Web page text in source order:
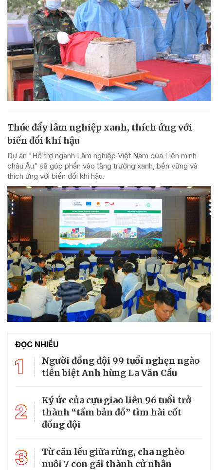
Thúc đẩy lâm nghiệp xanh, thích ứng với
biến đổi khí hậu
Dự án "Hỗ trợ ngành Lâm nghiệp Việt Nam của Liên minh
châu Âu" sẽ góp phần vào tăng trưởng xanh, bền vững và
thích ứng với biến đổi khí hậu.
ĐỌC NHIỀU
1
Người đồng đội 99 tuổi nghẹn ngào
tiễn biệt Anh hùng La Văn Cầu
2
Ký ức của cựu giao liên 96 tuổi trở
thành “tấm bản đồ” tìm hài cốt
đồng đội
3
Từ căn lều giữa rừng, cha nghèo
nuôi 7 con gái thành cử nhân